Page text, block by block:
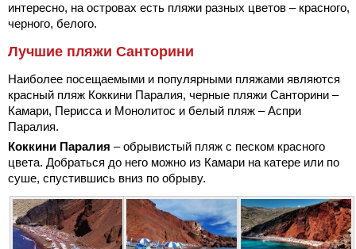
интересно, на островах есть пляжи разных цветов – красного,
черного, белого.
Лучшие пляжи Санторини
Наиболее посещаемыми и популярными пляжами являются
красный пляж Коккини Паралия, черные пляжи Санторини –
Камари, Перисса и Монолитос и белый пляж – Аспри
Паралия.
Коккини Паралия – обрывистый пляж с песком красного
цвета. Добраться до него можно из Камари на катере или по
суше, спустившись вниз по обрыву.